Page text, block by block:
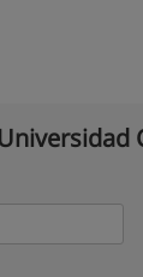
Universidad